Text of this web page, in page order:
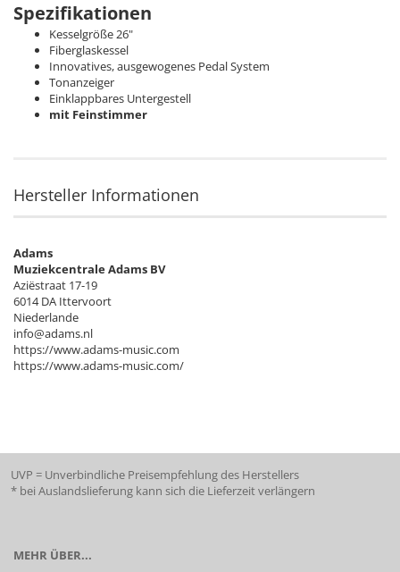
Spezifikationen
Kesselgröße 26"
Fiberglaskessel
Innovatives, ausgewogenes Pedal System
Tonanzeiger
Einklappbares Untergestell
mit Feinstimmer
Hersteller Informationen
Adams
Muziekcentrale Adams BV
Aziëstraat 17-19
6014 DA Ittervoort
Niederlande
info@adams.nl
https://www.adams-music.com
https://www.adams-music.com/
UVP = Unverbindliche Preisempfehlung des Herstellers
* bei Auslandslieferung kann sich die Lieferzeit verlängern
MEHR ÜBER...